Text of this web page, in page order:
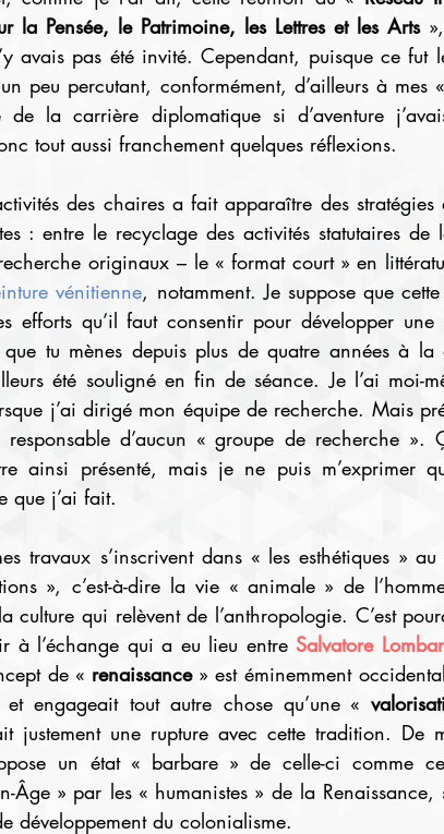
la Pensée, le Patrimoine, les Lettres et les Arts
avais pas été invité. Cependant, puisque ce fut
peu percutant, conformément, d’ailleurs à mes «
de la carrière diplomatique si d’aventure
tout aussi franchement quelques réflexions.
des chaires a fait apparaître des stratégies
: entre le recyclage des activités statutaires de
originaux – le « format court » en
vénitienne, notamment. Je suppose que
efforts qu’il faut consentir pour développer une
que tu mènes depuis plus de quatre années à
été souligné en fin de séance. Je l’ai moi-
j’ai dirigé mon équipe de recherche. Mais
responsable d’aucun « groupe de recherche
ainsi présenté, mais je ne puis m’exprimer
que j’ai fait.
travaux s’inscrivent dans « les esthétiques »
», c’est-à-dire la vie « animale » de
culture qui relèvent de l’anthropologie. C’est
à l’échange qui a eu lieu entre Salvatore
de « renaissance » est éminemment
engageait tout autre chose qu’une «
justement une rupture avec cette tradition. De
un état « barbare » de celle-ci comme
Âge » par les « humanistes » de la
développement du colonialisme.